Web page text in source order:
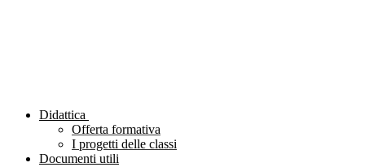
Didattica
Offerta formativa
I progetti delle classi
Documenti utili